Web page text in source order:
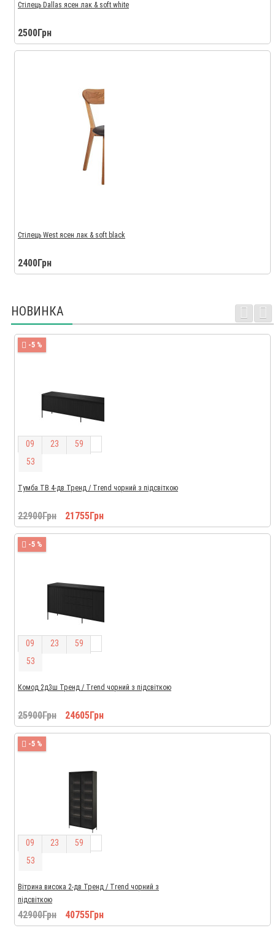
Стілець Dallas ясен лак & soft white
2500Грн
Стілець West ясен лак & soft black
2400Грн
НОВИНКА
-5 %
09 23 59
52
Тумба ТВ 4-дв Тренд / Trend чорний з підсвіткою
22900Грн 21755Грн
-5 %
09 23 59
52
Комод 2д3ш Тренд / Trend чорний з підсвіткою
25900Грн 24605Грн
-5 %
09 23 59
52
Вітрина висока 2-дв Тренд / Trend чорний з
підсвіткою
42900Грн 40755Грн